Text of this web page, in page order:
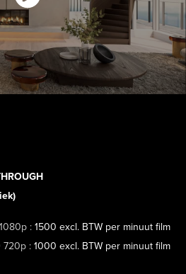
:1500 excl. BTW per minuut film
720p : 1000 excl. BTW per minuut film